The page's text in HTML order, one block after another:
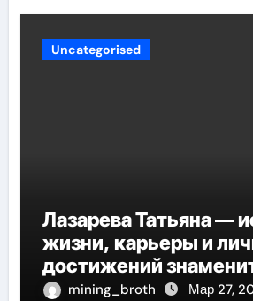
Uncategorised
Лазарева Татьяна —
жизни, карьеры и
достижений
актрисы, восходящей
mining_broth Мар 27,